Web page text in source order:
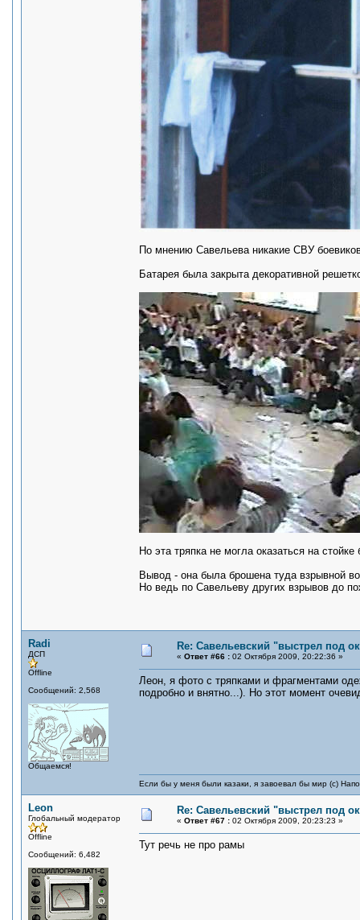
По мнению Савельева никакие СВУ
Батарея была закрыта декоративной
Но эта тряпка не могла оказаться на
Вывод - она была брошена туда взрывной
Но ведь по Савельеву других взрывов до
Radi
ДСП
Offline
Сообщений: 2,568
Общаемся!
Re: Савельевский "выстрел под
« Ответ #66 : 02 Октября 2009, 20:22:36 »
Леон, я фото с тряпками и фрагментами
подробно и внятно...). Но этот момент
Если бы у меня были казаки, я завоевал бы мир (с)
Leon
Глобальный модератор
Offline
Сообщений: 6,482
Re: Савельевский "выстрел под
« Ответ #67 : 02 Октября 2009, 20:23:23 »
Тут речь не про рамы